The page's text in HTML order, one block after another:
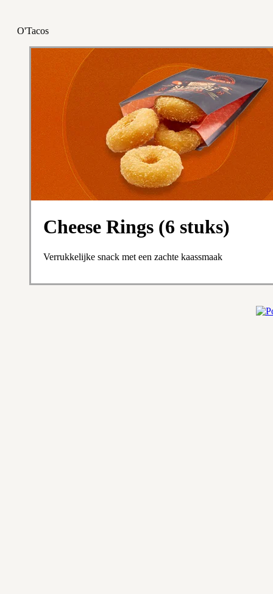
O'Tacos
Cheese Rings (6 stuks)
Verrukkelijke snack met een zachte kaassmaak